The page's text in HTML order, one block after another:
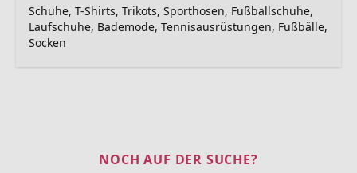
Schuhe, T-Shirts, Trikots, Sporthosen, Fußballschuhe,
Laufschuhe, Bademode, Tennisausrüstungen, Fußbälle,
Socken
NOCH AUF DER SUCHE?